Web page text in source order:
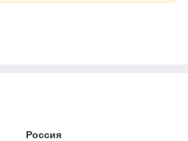
Россия